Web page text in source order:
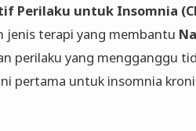
Perilaku untuk Insomnia
jenis terapi yang membantu
perilaku yang mengganggu
pertama untuk insomnia